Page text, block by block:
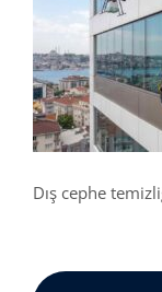
Dış cephe